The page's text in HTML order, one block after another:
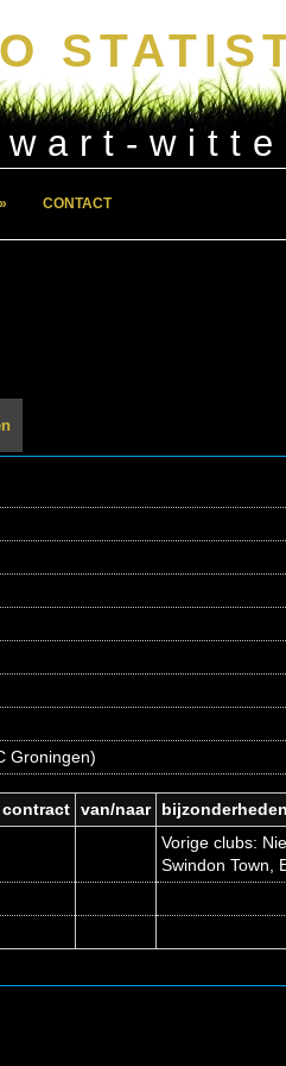
CONTACT
Groningen)
contract van/naar
bijzonderheden
Vorige clubs:
Swindon Town,